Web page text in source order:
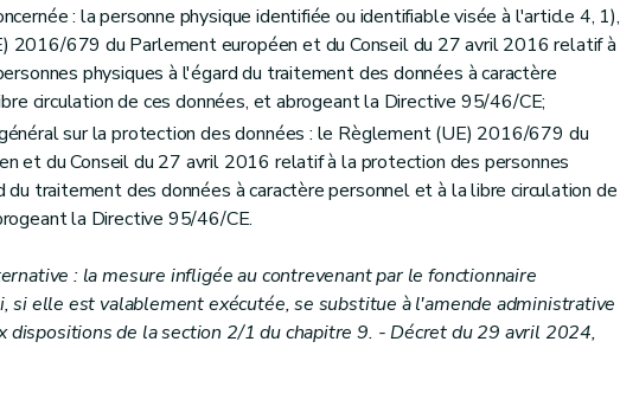
infligeant une amende administrative( ou une mesure alternative - Décret du 29 avril 2024, art.23)
: la personne physique identifiée ou identifiable visée à l'article 4, 1),
2016/679 du Parlement européen et du Conseil du 27 avril 2016 relatif à
physiques à l'égard du traitement des données à caractère
circulation de ces données, et abrogeant la Directive 95/46/CE;
sur la protection des données : le Règlement (UE) 2016/679 du
et du Conseil du 27 avril 2016 relatif à la protection des personnes
du traitement des données à caractère personnel et à la libre circulation de
la Directive 95/46/CE.
: la mesure infligée au contrevenant par le fonctionnaire
si elle est valablement exécutée, se substitue à l'amende administrative
dispositions de la section 2/1 du chapitre 9. - Décret du 29 avril 2024,